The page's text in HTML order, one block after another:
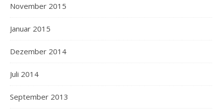
November 2015
Januar 2015
Dezember 2014
Juli 2014
September 2013